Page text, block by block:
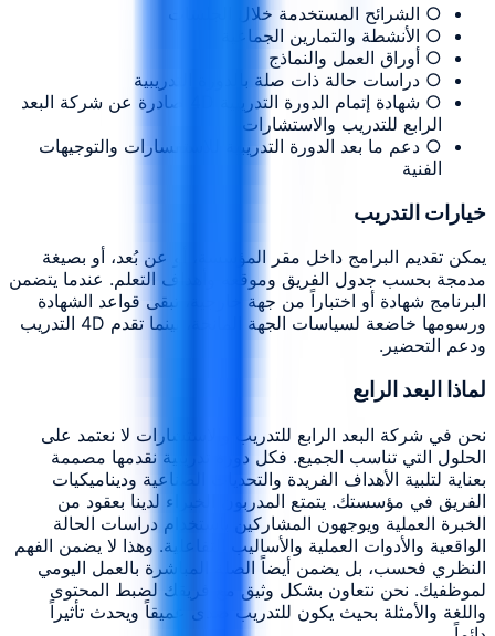
○ الشرائح المستخدمة خلال الجلسات
○ الأنشطة والتمارين الجماعية
○ أوراق العمل والنماذج
○ دراسات حالة ذات صلة بالدورة التدريبية
○ شهادة إتمام الدورة التدريبية 4D صادرة عن شركة البعد
الرابع للتدريب والاستشارات
○ دعم ما بعد الدورة التدريبية للاستفسارات والتوجيهات
الفنية
خيارات التدريب
يمكن تقديم البرامج داخل مقر المؤسسة، أو عن بُعد، أو بصيغة
مدمجة بحسب جدول الفريق وموقعه وأهداف التعلم. عندما يتضمن
البرنامج شهادة أو اختباراً من جهة خارجية، تبقى قواعد الشهادة
ورسومها خاضعة لسياسات الجهة المانحة، بينما تقدم 4D التدريب
ودعم التحضير.
لماذا البعد الرابع
نحن في شركة البعد الرابع للتدريب والاستشارات لا نعتمد على
الحلول التي تناسب الجميع. فكل دورة تدريبية نقدمها مصممة
بعناية لتلبية الأهداف الفريدة والتحديات الصناعية وديناميكيات
الفريق في مؤسستك. يتمتع المدربون الخبراء لدينا بعقود من
الخبرة العملية ويوجهون المشاركين باستخدام دراسات الحالة
الواقعية والأدوات العملية والأساليب التفاعلية. وهذا لا يضمن الفهم
النظري فحسب، بل يضمن أيضاً الصلة المباشرة بالعمل اليومي
لموظفيك. نحن نتعاون بشكل وثيق مع فريقك لضبط المحتوى
واللغة والأمثلة بحيث يكون للتدريب صدى عميقاً ويحدث تأثيراً